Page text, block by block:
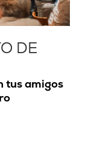
DE
tus amigos